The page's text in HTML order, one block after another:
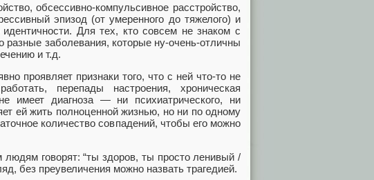
обсессивно-компульсивное расстройство,
эпизод (от умеренного до тяжелого) и
Для тех, кто совсем не знаком с
заболевания, которые ну-очень-отличны
и т.д.
проявляет признаки того, что с ней что-то не
перепады настроения, хроническая
имеет диагноза — ни психиатрического, ни
ей жить полноценной жизнью, но ни по одному
количество совпадений, чтобы его можно
говорят: “ты здоров, ты просто ленивый /
без преувеличения можно назвать трагедией.